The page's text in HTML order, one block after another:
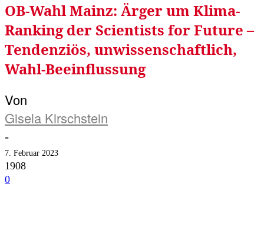
OB-Wahl Mainz: Ärger um Klima-
Ranking der Scientists for Future –
Tendenziös, unwissenschaftlich,
Wahl-Beeinflussung
Von
Gisela Kirschstein
-
7. Februar 2023
1908
0